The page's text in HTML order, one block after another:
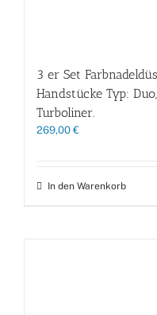
3 er Set
Handstücke Typ:
Turboliner.
269,00 €
In den Warenkorb